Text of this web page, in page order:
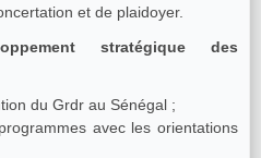
et de plaidoyer.
stratégique des
du Grdr au Sénégal ;
avec les orientations